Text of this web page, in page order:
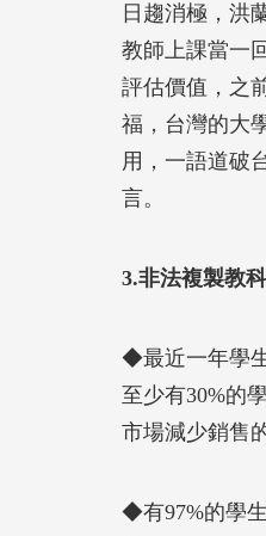
日趨消極，洪
教師上課當一
評估價值，之
福，台灣的大
用，一語道破
言。
3.非法複製教
◆最近一年學
至少有30%的
市場減少銷售
◆有97%的學